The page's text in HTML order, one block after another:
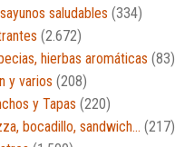
saludables (334)
(2.672)
hierbas aromáticas (83)
y varios (208)
y Tapas (220)
bocadillo, sandwich… (217)